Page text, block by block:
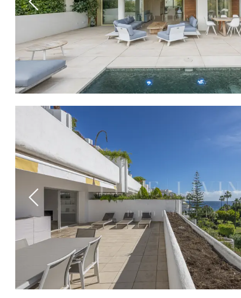
Previous
Previous